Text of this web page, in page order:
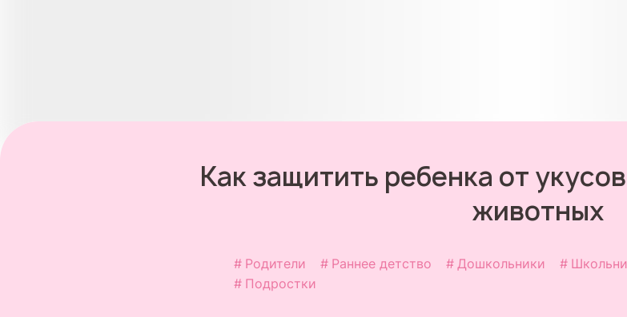
Как защитить ребенка от
животных
Родители Раннее детство Дошкольники
Подростки